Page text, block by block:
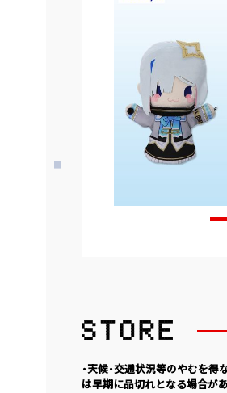
・天候・交通状況等のやむを
は早期に品切れとなる場合が